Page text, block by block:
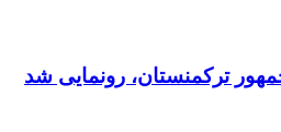
ترکمنستان، رونمایی شد